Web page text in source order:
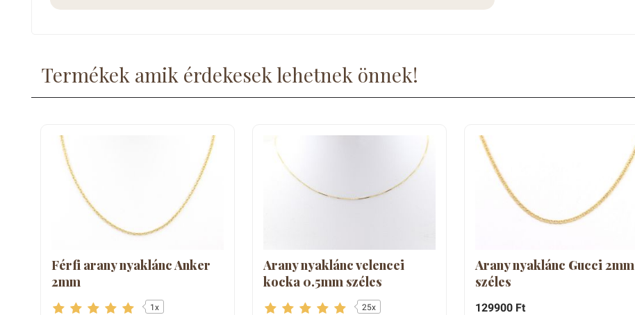
Termékek amik érdekesek lehetnek önnek!
Férfi arany nyaklánc Anker
2mm
1x
Arany nyaklánc velencei
kocka 0.5mm széles
25x
Arany nyaklánc Gucci 2mm
széles
129900 Ft